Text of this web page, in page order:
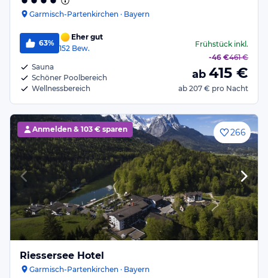
Garmisch-Partenkirchen · Bayern
63%
Eher gut
152 Bew.
Sauna
Schöner Poolbereich
Wellnessbereich
Frühstückinkl.
-46 €461 €
ab 415 €
ab 207 € pro Nacht
Anmelden & 103 € sparen 266
Riessersee Hotel
Garmisch-Partenkirchen · Bayern